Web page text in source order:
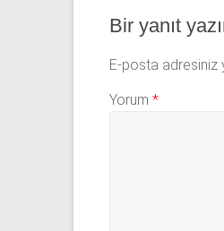
Bir yanıt
E-posta adresiniz
Yorum *